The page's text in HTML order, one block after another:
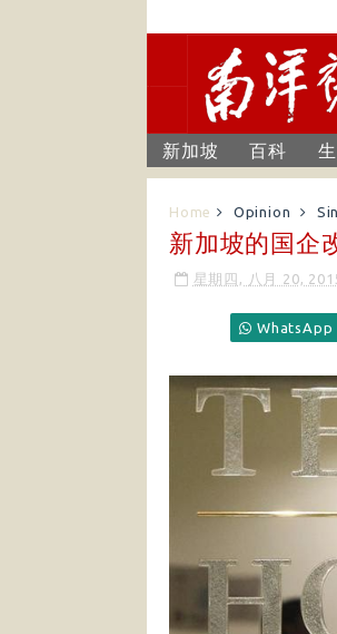
新加坡 百科
Home Opinion
新加坡的国企
星期四, 八月 20,
WhatsApp